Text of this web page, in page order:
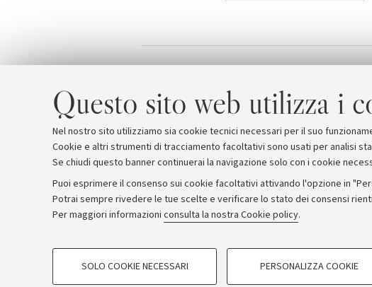
Questo sito web utilizza i
Nel nostro sito utilizziamo sia cookie tecnici necessari per il suo
Cookie e altri strumenti di tracciamento facoltativi sono usati per analisi
Se chiudi questo banner continuerai la navigazione solo con i cookie
Puoi esprimere il consenso sui cookie facoltativi attivando l'opzione in
Potrai sempre rivedere le tue scelte e verificare lo stato dei consensi
Per maggiori informazioni consulta la nostra Cookie policy.
COOKIE DI PROFILAZIONE - FACOLTATIVI
SOLO COOKIE NECESSARI PERSONALIZZA COOKIE
Allegati
Archivio Comunicati stampa Redazione Rassegna stampa
© Copyright 2026 - ALMA MATER STUDIORUM